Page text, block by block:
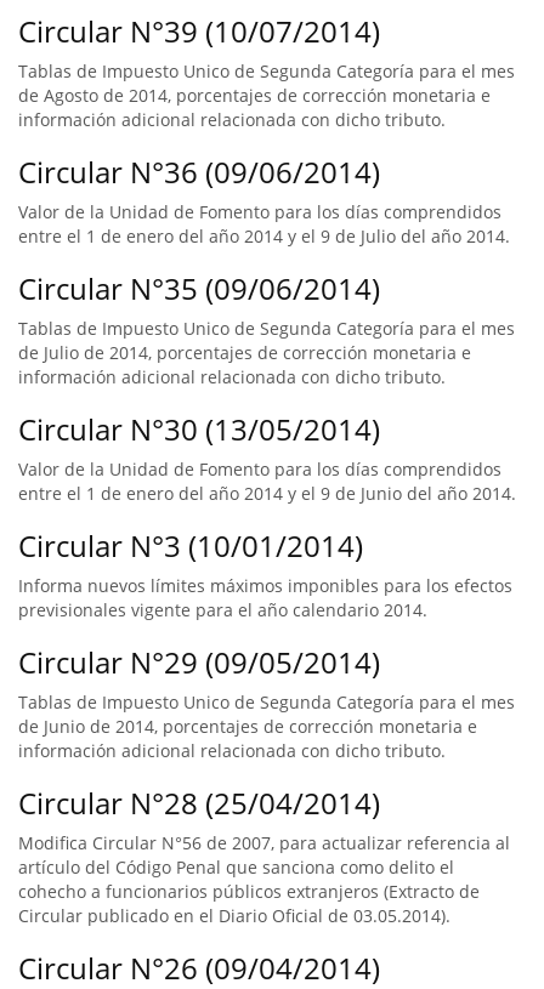
Circular N°39 (10/07/2014)
Tablas de Impuesto Unico de Segunda Categoría para el mes
de Agosto de 2014, porcentajes de corrección monetaria e
información adicional relacionada con dicho tributo.
Circular N°36 (09/06/2014)
Valor de la Unidad de Fomento para los días comprendidos
entre el 1 de enero del año 2014 y el 9 de Julio del año 2014.
Circular N°35 (09/06/2014)
Tablas de Impuesto Unico de Segunda Categoría para el mes
de Julio de 2014, porcentajes de corrección monetaria e
información adicional relacionada con dicho tributo.
Circular N°30 (13/05/2014)
Valor de la Unidad de Fomento para los días comprendidos
entre el 1 de enero del año 2014 y el 9 de Junio del año 2014.
Circular N°3 (10/01/2014)
Informa nuevos límites máximos imponibles para los efectos
previsionales vigente para el año calendario 2014.
Circular N°29 (09/05/2014)
Tablas de Impuesto Unico de Segunda Categoría para el mes
de Junio de 2014, porcentajes de corrección monetaria e
información adicional relacionada con dicho tributo.
Circular N°28 (25/04/2014)
Modifica Circular N°56 de 2007, para actualizar referencia al
artículo del Código Penal que sanciona como delito el
cohecho a funcionarios públicos extranjeros (Extracto de
Circular publicado en el Diario Oficial de 03.05.2014).
Circular N°26 (09/04/2014)